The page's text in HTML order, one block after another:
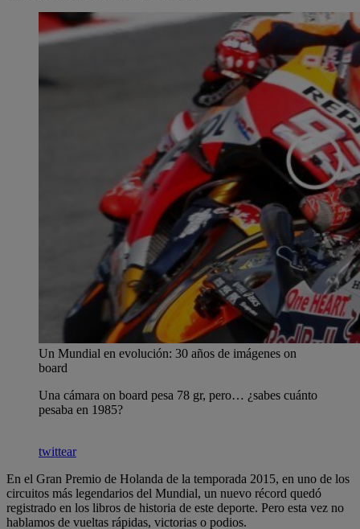
Un Mundial en evolución: 30 años de imágenes on
board
Una cámara on board pesa 78 gr, pero… ¿sabes cuánto
pesaba en 1985?
twittear
En el Gran Premio de Holanda de la temporada 2015, en uno de los
circuitos más legendarios del Mundial, un nuevo récord quedó
registrado en los libros de historia de este deporte. Pero esta vez no
hablamos de vueltas rápidas, victorias o podios.